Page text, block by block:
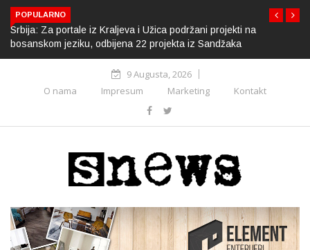
POPULARNO
Srbija: Za portale iz Kraljeva i Užica podržani projekti na
bosanskom jeziku, odbijena 22 projekta iz Sandžaka
9 Augusta, 2026
O nama
Impresum Marketing Kontakt